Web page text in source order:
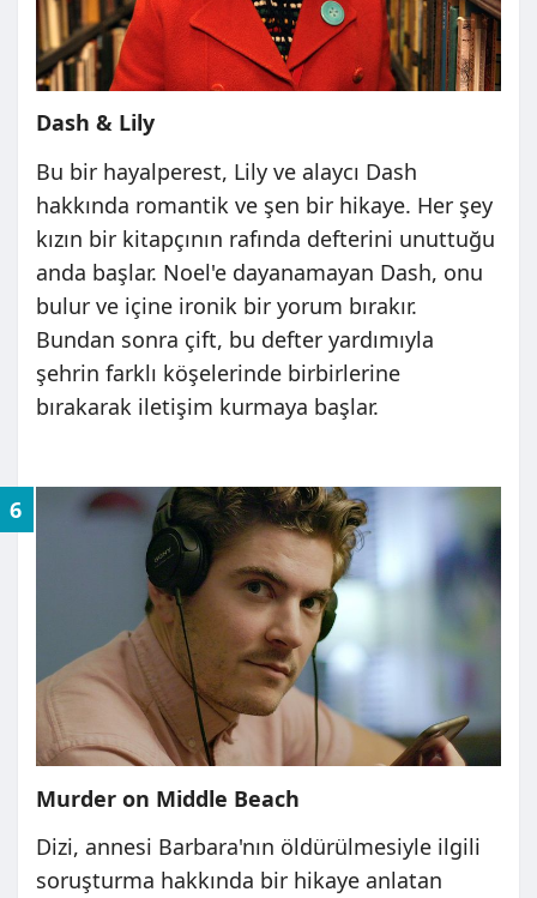
Dash & Lily
Bu bir hayalperest, Lily ve alaycı Dash
hakkında romantik ve şen bir hikaye. Her şey
kızın bir kitapçının rafında defterini unuttuğu
anda başlar. Noel'e dayanamayan Dash, onu
bulur ve içine ironik bir yorum bırakır.
Bundan sonra çift, bu defter yardımıyla
şehrin farklı köşelerinde birbirlerine
bırakarak iletişim kurmaya başlar.
6
Murder on Middle Beach
Dizi, annesi Barbara'nın öldürülmesiyle ilgili
soruşturma hakkında bir hikaye anlatan